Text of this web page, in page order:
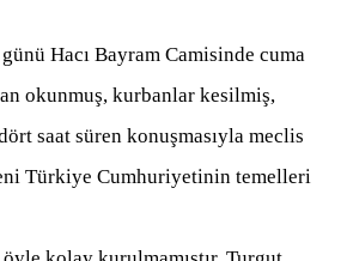
Hacı Bayram Camisinde cuma
okunmuş, kurbanlar kesilmiş,
saat süren konuşmasıyla meclis
Türkiye Cumhuriyetinin temelleri